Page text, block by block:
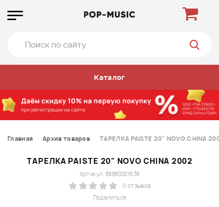
Каталог
Главная Архив товаров ТАРЕЛКА PAISTE 20" NOVO CHINA
ТАРЕЛКА PAISTE 20" NOVO CHINA 2002
Поделиться
Артикул: 88880001638
0 отзывов